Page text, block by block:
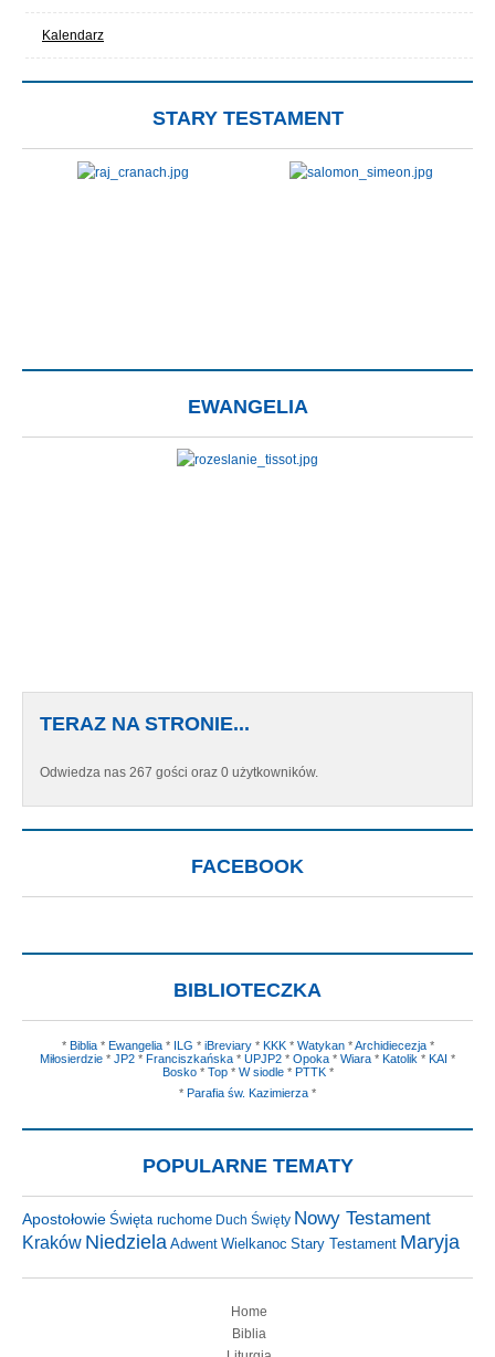
Kalendarz
STARY TESTAMENT
EWANGELIA
TERAZ NA STRONIE...
Odwiedza nas 267 gości oraz 0 użytkowników.
FACEBOOK
BIBLIOTECZKA
* Biblia* Ewangelia* ILG * iBreviary* KKK* Watykan*Archidiecezja*
Miłosierdzie * JP2 * Franciszkańska * UPJP2 * Opoka * Wiara * Katolik * KAI *
Bosko* Top* W siodle* PTTK*
* Parafia św. Kazimierza *
POPULARNE TEMATY
Apostołowie Święta ruchome Duch Święty Nowy Testament
Kraków Niedziela Adwent Wielkanoc Stary Testament Maryja
Home
Biblia